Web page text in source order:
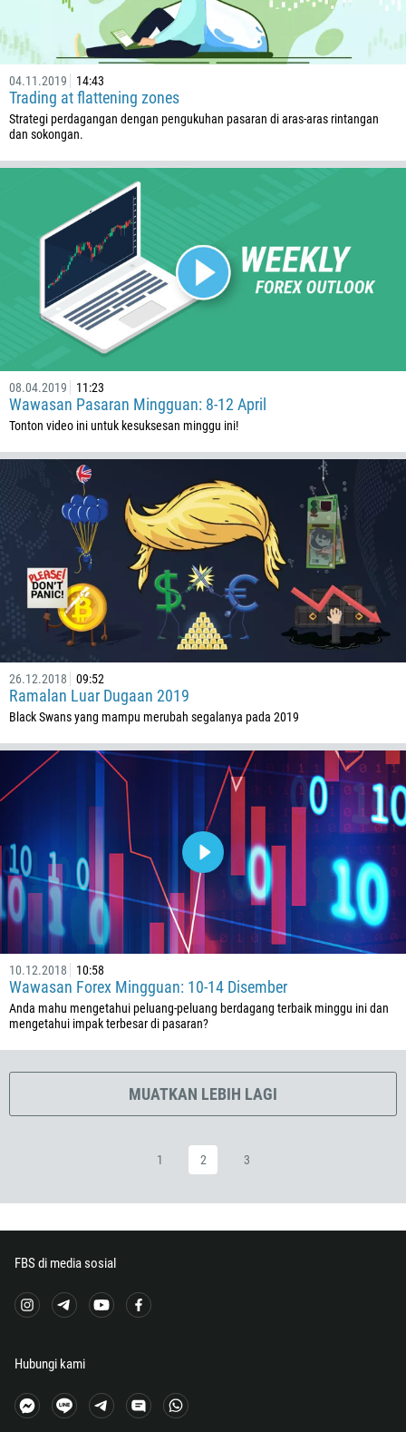
04.11.2019 14:43
Trading at flattening zones
Strategi perdagangan dengan pengukuhan pasaran di aras-aras rintangan
dan sokongan.
08.04.2019 11:23
Wawasan Pasaran Mingguan: 8-12 April
Tonton video ini untuk kesuksesan minggu ini!
26.12.2018 09:52
Ramalan Luar Dugaan 2019
Black Swans yang mampu merubah segalanya pada 2019
10.12.2018 10:58
Wawasan Forex Mingguan: 10-14 Disember
Anda mahu mengetahui peluang-peluang berdagang terbaik minggu ini dan
mengetahui impak terbesar di pasaran?
MUATKAN LEBIH LAGI
1 2 3
FBS di media sosial
Hubungi kami
387
267
55
246
673
257
855
237
1
238
1345
235
56
86
61
57
242
243
682
225
385
53
357
420
1767
1809
593
20
503
240
291
594
689
49